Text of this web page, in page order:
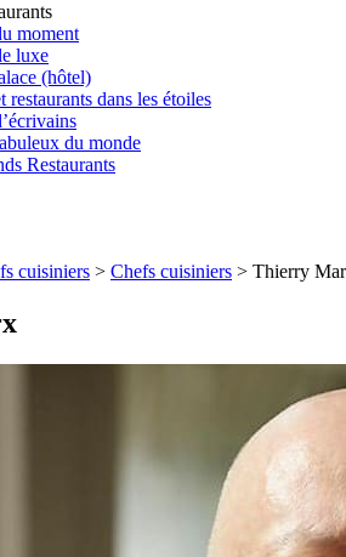
moment
luxe
(hôtel)
restaurants dans les étoiles
du monde
Restaurants
cuisiniers > Chefs cuisiniers > Thierry